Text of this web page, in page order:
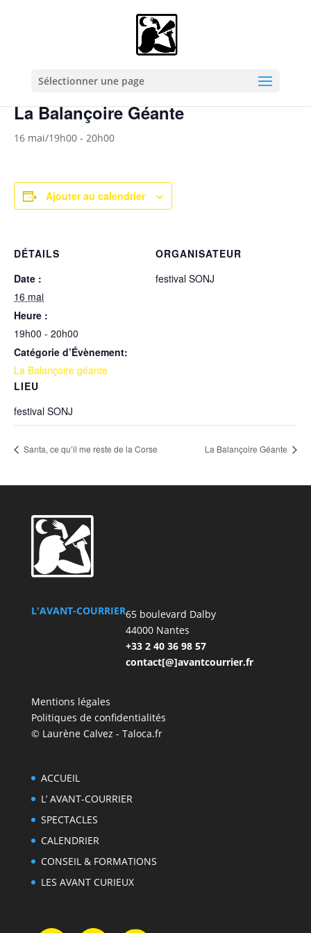
Sélectionner une page
Cet évènement est passé.
La Balançoire Géante
16 mai/19h00 - 20h00
Ajouter au calendrier
DÉTAILS
Date :
16 mai
Heure :
19h00 - 20h00
Catégorie d’Évènement:
La Balançoire géante
LIEU
festival SONJ
ORGANISATEUR
festival SONJ
Santa, ce qu’il me reste de la Corse La Balançoire Géante
L'AVANT-COURRIER65 boulevard Dalby
44000 Nantes
+33 2 40 36 98 57
contact[@]avantcourrier.fr
Mentions légales
Politiques de confidentialités
© Laurène Calvez - Taloca.fr
ACCUEIL
L’ AVANT-COURRIER
SPECTACLES
CALENDRIER
CONSEIL & FORMATIONS
LES AVANT CURIEUX